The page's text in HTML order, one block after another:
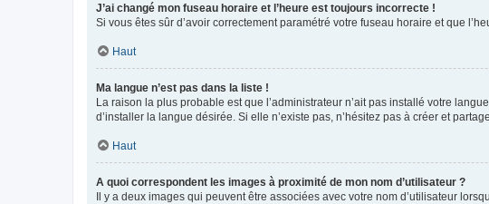
J’ai changé mon fuseau horaire et l’heure est toujours incorrecte !
Si vous êtes sûr d’avoir correctement paramétré votre fuseau horaire et que
Haut
Ma langue n’est pas dans la liste !
La raison la plus probable est que l’administrateur n’ait pas installé votre
d’installer la langue désirée. Si elle n’existe pas, n’hésitez pas à créer et
Haut
A quoi correspondent les images à proximité de mon nom d’utilisateur ?
Il y a deux images qui peuvent être associées avec votre nom d’utilisateur